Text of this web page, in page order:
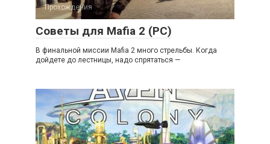
Прохождения
Советы для Mafia 2 (PC)
В финальной миссии Mafia 2 много стрельбы. Когда
дойдете до лестницы, надо спрятаться —